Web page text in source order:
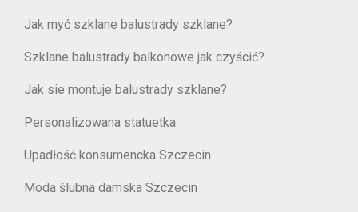
Jak myć szklane balustrady szklane?
Szklane balustrady balkonowe jak czyścić?
Jak sie montuje balustrady szklane?
Personalizowana statuetka
Upadłość konsumencka Szczecin
Moda ślubna damska Szczecin